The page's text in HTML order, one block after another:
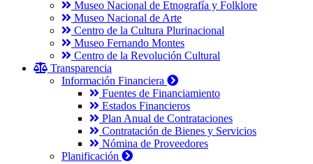
Museo Nacional de Etnografía y Folklore
Museo Nacional de Arte
Centro de la Cultura Plurinacional
Museo Fernando Montes
Centro de la Revolución Cultural
Transparencia
Información Financiera
Fuentes de Financiamiento
Estados Financieros
Plan Anual de Contrataciones
Contratación de Bienes y Servicios
Nómina de Proveedores
Planificación